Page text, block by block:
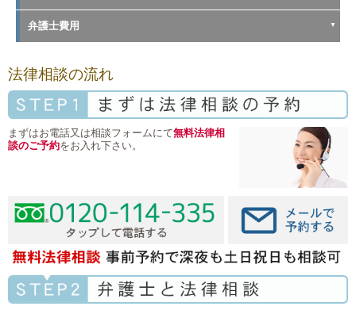
弁護士費用
法律相談の流れ
まずはお電話又は相談フォームにて無料法律相
談のご予約をお入れ下さい。